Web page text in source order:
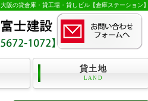
大阪の貸倉庫・貸工場・貸しビル【倉庫ステーション】
貸土地
LAND